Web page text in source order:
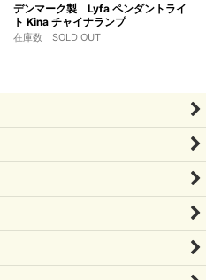
デンマーク製 Lyfa ペンダントライ
ト Kina チャイナランプ
在庫数 SOLD OUT